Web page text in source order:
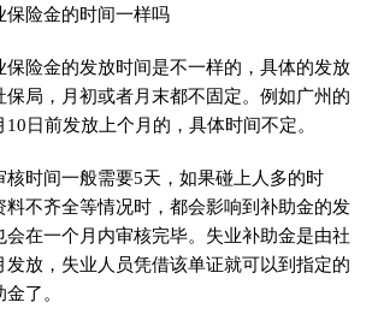
保险金的时间一样吗
保险金的发放时间是不一样的，具体的发放
保局，月初或者月末都不固定。例如广州的
日前发放上个月的，具体时间不定。
核时间一般需要5天，如果碰上人多的时
料不齐全等情况时，都会影响到补助金的发
会在一个月内审核完毕。失业补助金是由社
放，失业人员凭借该单证就可以到指定的
了。